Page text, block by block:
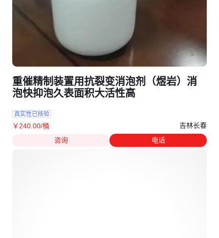
重催精制装置用抗裂变消泡剂（煜岩）消
泡快抑泡久表面积大活性高
真实性已核验
￥ 240 .00/桶
吉林长春
咨询
电话